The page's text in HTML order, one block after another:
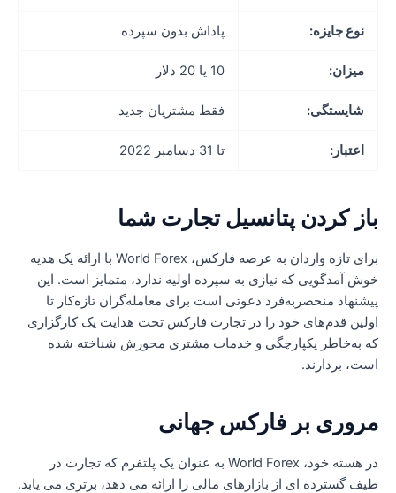
نوع جایزه: پاداش بدون سپرده
میزان:
شایستگی: فقط مشتریان جدید
اعتبار:
کردن پتانسیل تجارت شما
برای تازه واردان به عرصه فارکس، World Forex با ارائه یک هدیه
آمدگویی که نیازی به سپرده اولیه ندارد، متمایز است. این
منحصربه‌فرد دعوتی است برای معامله‌گران تازه‌کار تا
قدم‌های خود را در تجارت فارکس تحت هدایت یک کارگزاری
به‌خاطر یکپارچگی و خدمات مشتری محورش شناخته شده
بردارند.
بر فارکس جهانی
در هسته خود، World Forex به عنوان یک پلتفرم که تجارت در
گسترده ای از بازارهای مالی را ارائه می دهد، برتری می یابد.